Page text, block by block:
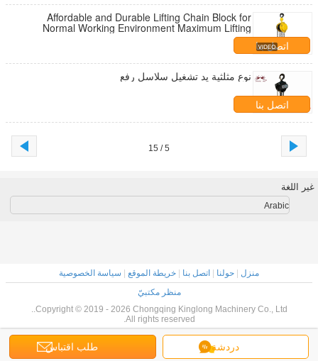
Affordable and Durable Lifting Chain Block for
Normal Working Environment Maximum Lifting
Weight 1.5t
اتصل بنا
نوع مثلثية يد تشغيل سلاسل رفع
اتصل بنا
5 / 15
دردشة طلب اقتباس
غير اللغة
Arabic
منزل حولنا اتصل بنا خريطة الموقع
سياسة الخصوصية
منظر مكتبيّ
Copyright © 2019 - 2026 Chongqing Kinglong Machinery Co., Ltd..
All rights reserved.